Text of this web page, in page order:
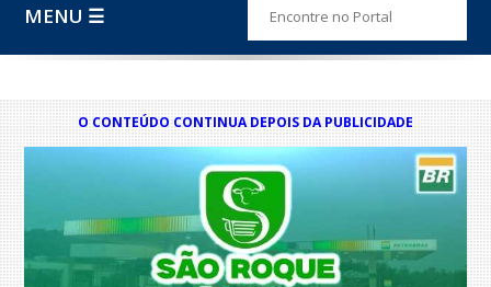
MENU ☰
O CONTEÚDO CONTINUA DEPOIS DA PUBLICIDADE